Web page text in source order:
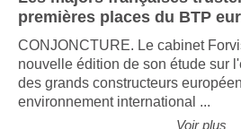
Les majors françaises
premières places du BTP
CONJONCTURE. Le cabinet
nouvelle édition de son étude sur
des grands constructeurs